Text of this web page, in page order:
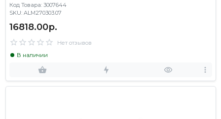
Код Товара: 3007644
SKU: ALM270303.07
16818.00р.
Нет отзывов
В наличии